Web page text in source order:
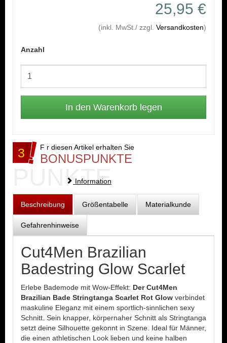
25,95 €
(inkl. MwSt./ zzgl. Versandkosten)
Anzahl
3 F r diesen Artikel erhalten Sie
BONUSPUNKTE
PUNKTE
Information
Beschreibung Größentabelle Materialkunde
Gefahrenhinweise
Cut4Men Brazilian
Badestring Glow Scarlet
Erlebe Bademode mit Wow-Effekt: Der Cut4Men
Brazilian Bade Stringtanga Scarlet Rot Glow verbindet
maskuline Eleganz mit einem sportlich-sinnlichen sexy
Schnitt. Sein knapper, körpernaher Schnitt als Stringtanga
setzt deine Silhouette gekonnt in Szene. Ideal für Männer,
die einen athletischen Look lieben und keine halben